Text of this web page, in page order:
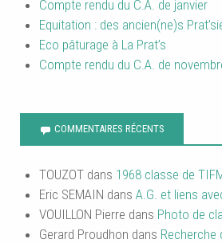
Compte rendu du C.A. de janvier
Equitation : des ancien(ne)s
Eco pâturage à La Prat’s
Compte rendu du C.A. de
COMMENTAIRES RÉCENTS
TOUZOT dans 1968 classe de
Eric SEMAIN dans A.G. et liens
VOUILLON Pierre dans Photo de
Gerard Proudhon dans Recherche